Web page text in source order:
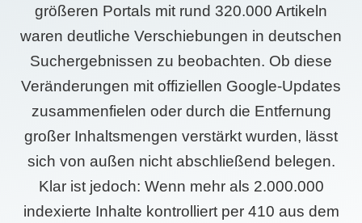
größeren Portals mit rund 320.000 Artikeln
waren deutliche Verschiebungen in deutschen
Suchergebnissen zu beobachten. Ob diese
Veränderungen mit offiziellen Google-Updates
zusammenfielen oder durch die Entfernung
großer Inhaltsmengen verstärkt wurden, lässt
sich von außen nicht abschließend belegen.
Klar ist jedoch: Wenn mehr als 2.000.000
indexierte Inhalte kontrolliert per 410 aus dem